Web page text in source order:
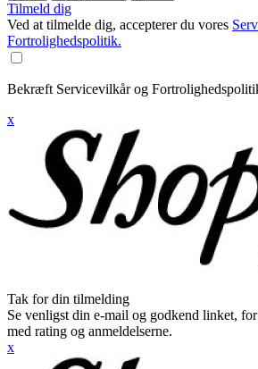
Tilmeld dig
Ved at tilmelde dig, accepterer du vores
Fortrolighedspolitik.
Bekræft Servicevilkår og
x
Tak for din tilmelding
Se venligst din e-mail og godkend linket,
med rating og anmeldelserne.
x